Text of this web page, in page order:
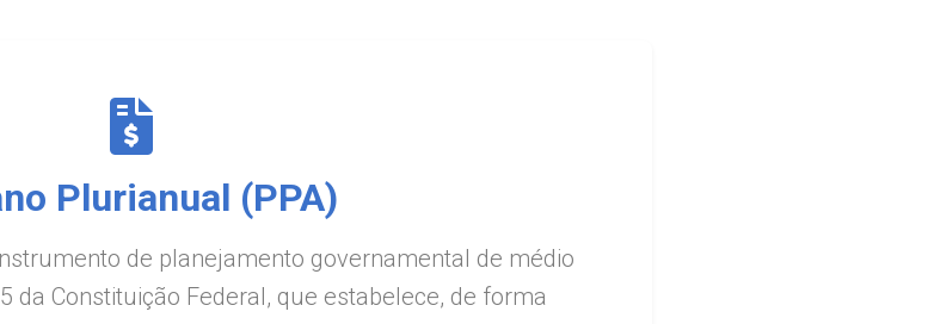
Plurianual (PPA)
de planejamento governamental de médio
da Constituição Federal, que estabelece, de forma